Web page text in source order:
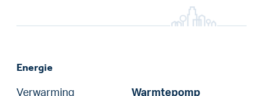
Energie
Verwarming Warmtepomp